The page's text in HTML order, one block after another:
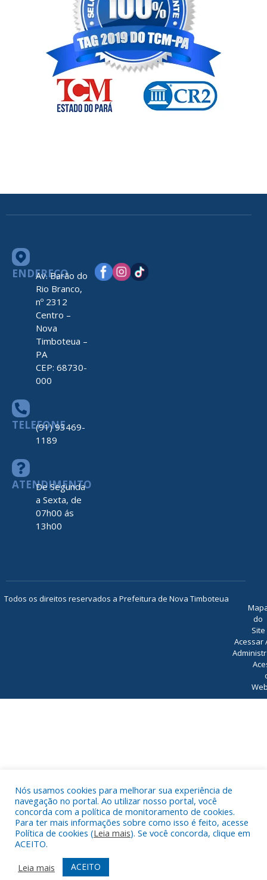
ENDEREÇO
Av. Barão do
Rio Branco,
nº 2312
Centro –
Nova
Timboteua –
PA
CEP: 68730-
000
TELEFONE
(91) 93469-
1189
ATENDIMENTO
De Segunda
a Sexta, de
07h00 ás
13h00
Todos os direitos reservados a Prefeitura de Nova Timboteua
do
Site
Acessar
Nós usamos cookies para melhorar sua experiência de
navegação no portal. Ao utilizar nosso portal, você
concorda com a política de monitoramento de cookies.
Para ter mais informações sobre como isso é feito, acesse
Política de cookies (Leia mais). Se você concorda, clique em
ACEITO.
Leia mais
ACEITO